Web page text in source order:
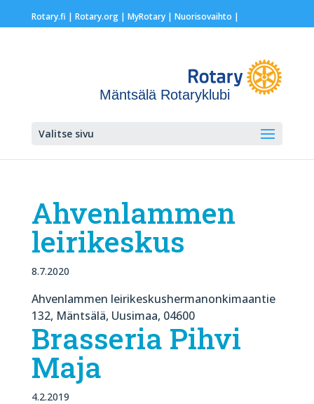
Rotary.fi | Rotary.org| MyRotary | Nuorisovaihto |
Mäntsälä Rotaryklubi
Valitse sivu
Ahvenlammen
leirikeskus
8.7.2020
Ahvenlammen leirikeskushermanonkimaantie
132, Mäntsälä, Uusimaa, 04600
Brasseria Pihvi
Maja
4.2.2019